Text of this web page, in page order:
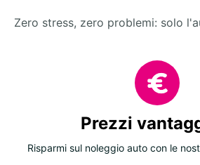
Zero stress, zero problemi: solo
Prezzi
Risparmi sul noleggio auto con le